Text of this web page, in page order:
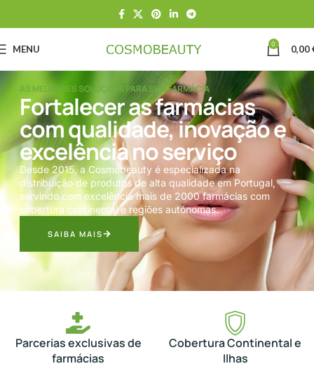
MENU 0 0,00
AS MELHORES SOLUÇÕES PARA SUA FARMÁCIA​
Fortalecer as farmácias
com qualidade, inovação e
excelência no serviço
Desde 2015, a Cosmobeauty é especializada na
distribuição de produtos de alta qualidade em Portugal,
servindo com excelência mais de 2000 farmácias com
cobertura continental e regiões autónomas.
SAIBA MAIS
Parcerias exclusivas de
farmácias
Cobertura Continental e
Ilhas